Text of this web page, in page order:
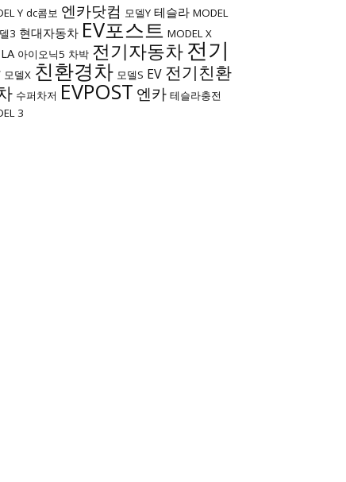
Y dc콤보 엔카닷컴 모델Y 테슬라 MODEL
3 현대자동차 EV포스트 MODEL X
아이오닉5 차박 전기자동차전기
모델X 친환경차 모델S EV 전기친환
수퍼차저 EVPOST 엔카 테슬라충전
3